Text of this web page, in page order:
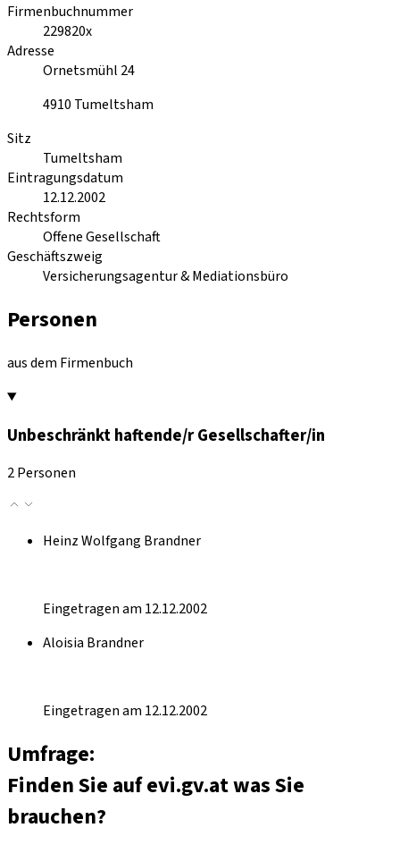
Firmenbuchnummer
229820x
Adresse
Ornetsmühl 24
4910 Tumeltsham
Sitz
Tumeltsham
Eintragungsdatum
12.12.2002
Rechtsform
Offene Gesellschaft
Geschäftszweig
Versicherungsagentur & Mediationsbüro
Personen
aus dem Firmenbuch
Unbeschränkt haftende/r Gesellschafter/in
2 Personen
Heinz Wolfgang Brandner
Eingetragen am 12.12.2002
Aloisia Brandner
Eingetragen am 12.12.2002
Umfrage:
Finden Sie auf evi.gv.at was Sie
brauchen?